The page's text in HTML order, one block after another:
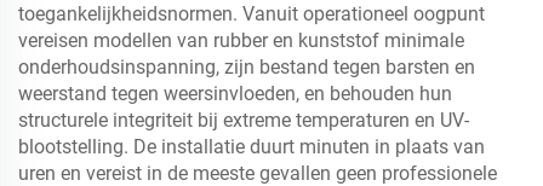
toegankelijkheidsnormen. Vanuit operationeel oogpunt
vereisen modellen van rubber en kunststof minimale
onderhoudsinspanning, zijn bestand tegen barsten en
weerstand tegen weersinvloeden, en behouden hun
structurele integriteit bij extreme temperaturen en UV-
blootstelling. De installatie duurt minuten in plaats van
uren en vereist in de meeste gevallen geen professionele